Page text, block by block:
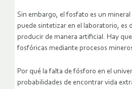
Sin embargo, el fosfato es un mineral
puede sintetizar en el laboratorio, es
producir de manera artificial. Hay
fosfóricas mediante procesos
Por qué la falta de fósforo en el
probabilidades de encontrar vida